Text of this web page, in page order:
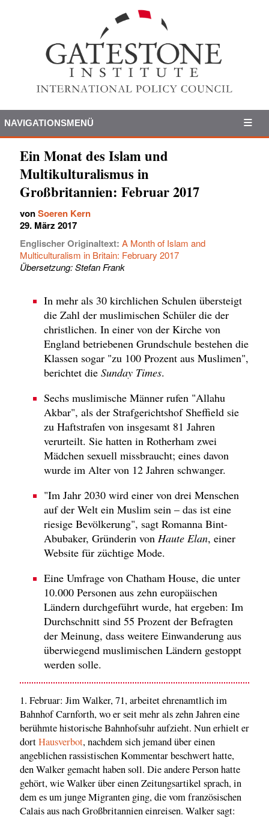
NAVIGATIONSMENÜ
Ein Monat des Islam und
Multikulturalismus in
Großbritannien: Februar 2017
vonSoeren Kern
29. März 2017
Englischer Originaltext: A Month of Islam and
Multiculturalism in Britain: February 2017
Übersetzung: Stefan Frank
In mehr als 30 kirchlichen Schulen übersteigt
die Zahl der muslimischen Schüler die der
christlichen. In einer von der Kirche von
England betriebenen Grundschule bestehen die
Klassen sogar "zu 100 Prozent aus Muslimen",
berichtet die Sunday Times.
Sechs muslimische Männer rufen "Allahu
Akbar", als der Strafgerichtshof Sheffield sie
zu Haftstrafen von insgesamt 81 Jahren
verurteilt. Sie hatten in Rotherham zwei
Mädchen sexuell missbraucht; eines davon
wurde im Alter von 12 Jahren schwanger.
"Im Jahr 2030 wird einer von drei Menschen
auf der Welt ein Muslim sein – das ist eine
riesige Bevölkerung", sagt Romanna Bint-
Abubaker, Gründerin von Haute Elan, einer
Website für züchtige Mode.
Eine Umfrage von Chatham House, die unter
10.000 Personen aus zehn europäischen
Ländern durchgeführt wurde, hat ergeben: Im
Durchschnitt sind 55 Prozent der Befragten
der Meinung, dass weitere Einwanderung aus
überwiegend muslimischen Ländern gestoppt
werden solle.
1. Februar: Jim Walker, 71, arbeitet ehrenamtlich im
Bahnhof Carnforth, wo er seit mehr als zehn Jahren eine
berühmte historische Bahnhofsuhr aufzieht. Nun erhielt er
dortHausverbot, nachdem sich jemand über einen
angeblichen rassistischen Kommentar beschwert hatte,
den Walker gemacht haben soll. Die andere Person hatte
gehört, wie Walker über einen Zeitungsartikel sprach, in
dem es um junge Migranten ging, die vom französischen
Calais aus nach Großbritannien einreisen. Walker sagt: